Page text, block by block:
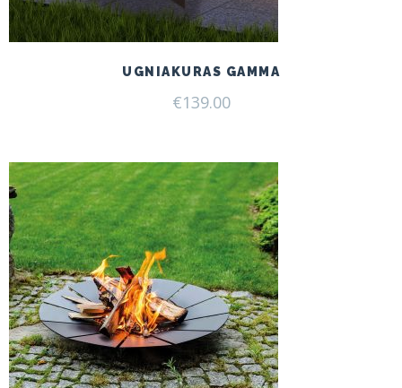
UGNIAKURAS GAMMA
€139.00